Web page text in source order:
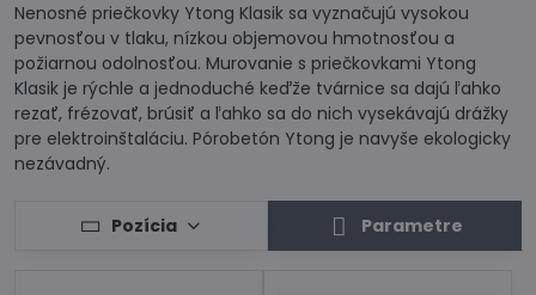
Nenosné priečkovky Ytong Klasik sa vyznačujú vysokou
pevnosťou v tlaku, nízkou objemovou hmotnosťou a
požiarnou odolnosťou. Murovanie s priečkovkami Ytong
Klasik je rýchle a jednoduché keďže tvárnice sa dajú ľahko
rezať, frézovať, brúsiť a ľahko sa do nich vysekávajú drážky
pre elektroinštaláciu. Pórobetón Ytong je navyše ekologicky
nezávadný.
Pozícia Parametre